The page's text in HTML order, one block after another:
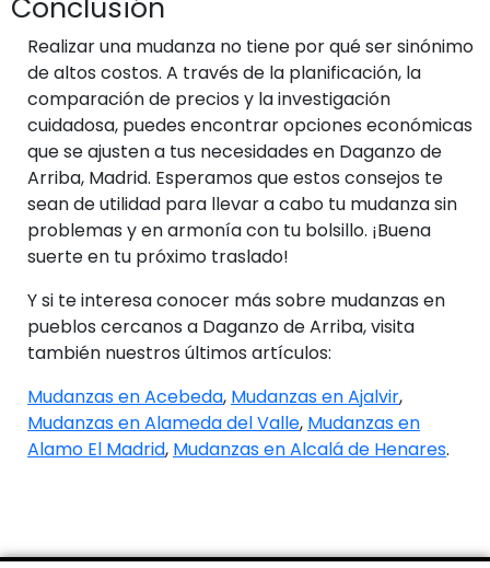
Conclusión
Realizar una mudanza no tiene por qué ser sinónimo
de altos costos. A través de la planificación, la
comparación de precios y la investigación
cuidadosa, puedes encontrar opciones económicas
que se ajusten a tus necesidades en Daganzo de
Arriba, Madrid. Esperamos que estos consejos te
sean de utilidad para llevar a cabo tu mudanza sin
problemas y en armonía con tu bolsillo. ¡Buena
suerte en tu próximo traslado!
Y si te interesa conocer más sobre mudanzas en
pueblos cercanos a Daganzo de Arriba, visita
también nuestros últimos artículos:
Mudanzas en Acebeda, Mudanzas en Ajalvir,
Mudanzas en Alameda del Valle, Mudanzas en
Alamo El Madrid, Mudanzas en Alcalá de Henares.